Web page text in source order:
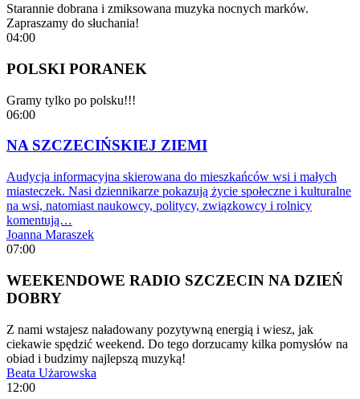
Starannie dobrana i zmiksowana muzyka nocnych marków.
Zapraszamy do słuchania!
04:00
POLSKI PORANEK
Gramy tylko po polsku!!!
06:00
NA SZCZECIŃSKIEJ ZIEMI
Audycja informacyjna skierowana do mieszkańców wsi i małych
miasteczek. Nasi dziennikarze pokazują życie społeczne i kulturalne
na wsi, natomiast naukowcy, politycy, związkowcy i rolnicy
komentują…
Joanna Maraszek
07:00
WEEKENDOWE RADIO SZCZECIN NA DZIEŃ
DOBRY
Z nami wstajesz naładowany pozytywną energią i wiesz, jak
ciekawie spędzić weekend. Do tego dorzucamy kilka pomysłów na
obiad i budzimy najlepszą muzyką!
Beata Użarowska
12:00